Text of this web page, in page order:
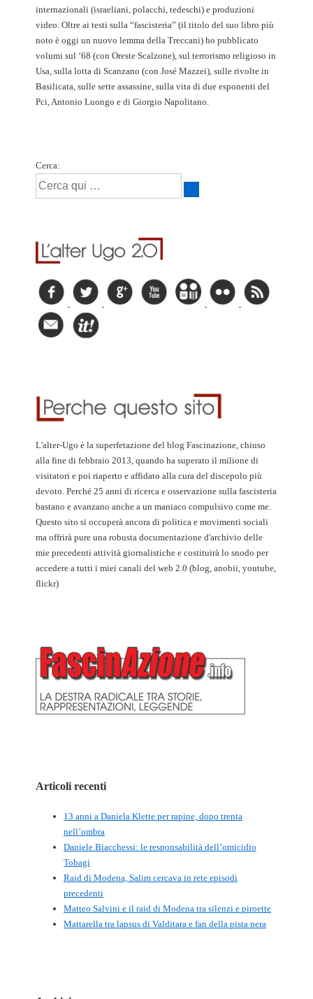
internazionali (israeliani, polacchi, tedeschi) e produzioni
video. Oltre ai testi sulla “fascisteria” (il titolo del suo libro più
noto è oggi un nuovo lemma della Treccani) ho pubblicato
volumi sul ‘68 (con Oreste Scalzone), sul terrorismo religioso in
Usa, sulla lotta di Scanzano (con José Mazzei), sulle rivolte in
Basilicata, sulle sette assassine, sulla vita di due esponenti del
Pci, Antonio Luongo e di Giorgio Napolitano.
Cerca:
L'alter-Ugo è la superfetazione del blog Fascinazione, chiuso
alla fine di febbraio 2013, quando ha superato il milione di
visitatori e poi riaperto e affidato alla cura del discepolo più
devoto. Perché 25 anni di ricerca e osservazione sulla fascisteria
bastano e avanzano anche a un maniaco compulsivo come me.
Questo sito si occuperà ancora di politica e movimenti sociali
ma offrirà pure una robusta documentazione d'archivio delle
mie precedenti attività giornalistiche e costituirà lo snodo per
accedere a tutti i miei canali del web 2.0 (blog, anobii, youtube,
flickr)
Articoli recenti
13 anni a Daniela Klette per rapine, dopo trenta
nell’ombra
Daniele Biacchessi: le responsabilità dell’omicidio
Tobagi
Raid di Modena, Salim cercava in rete episodi
precedenti
Matteo Salvini e il raid di Modena tra silenzi e piroette
Mattarella tra lapsus di Valditara e fan della pista nera